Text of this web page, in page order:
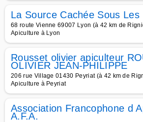
La Source Cachée Sous Les
68 route Vienne 69007 Lyon (à 42 km de
Apiculture à Lyon
Rousset olivier apiculteur
OLIVIER JEAN-PHILIPPE
206 rue Village 01430 Peyriat (à 42 km de
Apiculture à Peyriat
Association Francophone d
A.F.A.